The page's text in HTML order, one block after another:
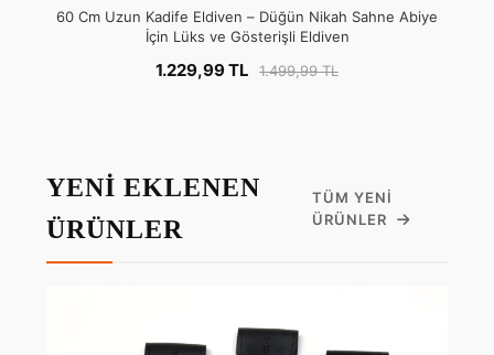
60 Cm Uzun Kadife Eldiven – Düğün Nikah Sahne Abiye
İçin Lüks ve Gösterişli Eldiven
1.229,99 TL 1.499,99 TL
YENİ EKLENEN
ÜRÜNLER
TÜM YENI
ÜRÜNLER